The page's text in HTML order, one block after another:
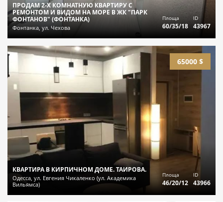
ПРОДАМ 2-Х КОМНАТНУЮ КВАРТИРУ С
РЕМОНТОМ И ВИДОМ НА МОРЕ В ЖК "ПАРК
ФОНТАНОВ" (ФОНТАНКА)
Фонтанка, ул. Чехова
Площа
60/35/18
ID
43967
65000 $
КВАРТИРА В КИРПИЧНОМ ДОМЕ. ТАИРОВА.
Одесса, ул. Евгения Чикаленко (ул. Академика
Вильямса)
Площа
46/20/12
ID
43966